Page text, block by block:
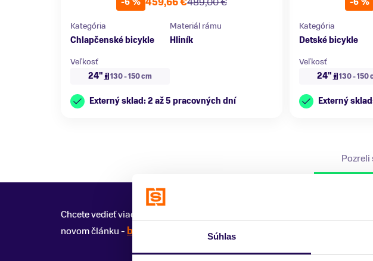
Súhlas
Kategória
Chlapčenské bicykle
Materiál rámu
Hliník
Veľkosť
24"
130 - 150 cm
Externý sklad: 2 až 5 pracovných dní
Kategória
Detské bicykle
Veľkosť
24"
130 - 150
Externý
Pozreli
Chcete vedieť viac o histórií, výrobe, smerovaniu spoločnosti, produkcií
novom článku - bicykle a elektrobicykle značky Giant